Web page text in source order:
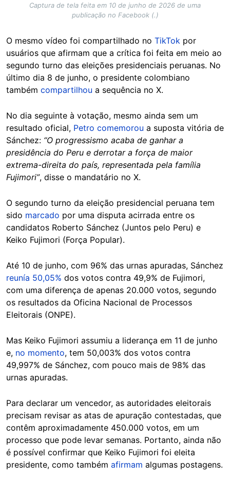
Captura de tela feita em 10 de junho de 2026 de uma
publicação no Facebook (.)
O mesmo vídeo foi compartilhado no TikTok por
usuários que afirmam que a crítica foi feita em meio ao
segundo turno das eleições presidenciais peruanas. No
último dia 8 de junho, o presidente colombiano
também compartilhou a sequência no X.
No dia seguinte à votação, mesmo ainda sem um
resultado oficial, Petro comemorou a suposta vitória de
Sánchez: “O progressismo acaba de ganhar a
presidência do Peru e derrotar a força de maior
extrema-direita do país, representada pela família
Fujimori”, disse o mandatário no X.
O segundo turno da eleição presidencial peruana tem
sido marcado por uma disputa acirrada entre os
candidatos Roberto Sánchez (Juntos pelo Peru) e
Keiko Fujimori (Força Popular).
Até 10 de junho, com 96% das urnas apuradas, Sánchez
reunía 50,05% dos votos contra 49,9% de Fujimori,
com uma diferença de apenas 20.000 votos, segundo
os resultados da Oficina Nacional de Processos
Eleitorais (ONPE).
Mas Keiko Fujimori assumiu a liderança em 11 de junho
e, no momento, tem 50,003% dos votos contra
49,997% de Sánchez, com pouco mais de 98% das
urnas apuradas.
Para declarar um vencedor, as autoridades eleitorais
precisam revisar as atas de apuração contestadas, que
contêm aproximadamente 450.000 votos, em um
processo que pode levar semanas. Portanto, ainda não
é possível confirmar que Keiko Fujimori foi eleita
presidente, como também afirmam algumas postagens.